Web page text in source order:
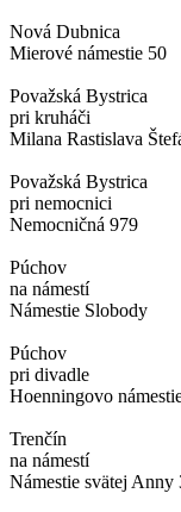
Nová Dubnica
Mierové námestie 50
Považská Bystrica
pri kruháči
Milana Rastislava
Považská Bystrica
pri nemocnici
Nemocničná 979
Púchov
na námestí
Námestie Slobody
Púchov
pri divadle
Hoenningovo
Trenčín
na námestí
Námestie svätej Anny